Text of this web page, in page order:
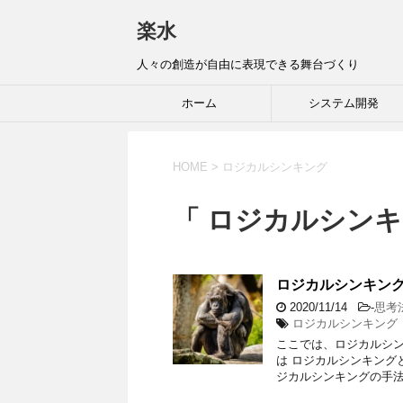
楽水
人々の創造が自由に表現できる舞台づくり
ホーム システム開発
HOME > ロジカルシンキング
「 ロジカルシン
ロジカルシンキン
2020/11/14 -思考
ロジカルシンキング
ここでは、ロジカルシ
は ロジカルシンキング
ジカルシンキングの手